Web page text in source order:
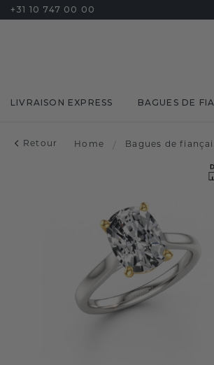
+31 10 747 00 00
LIVRAISON EXPRESS BAGUES DE
Retour Home / Bagues de